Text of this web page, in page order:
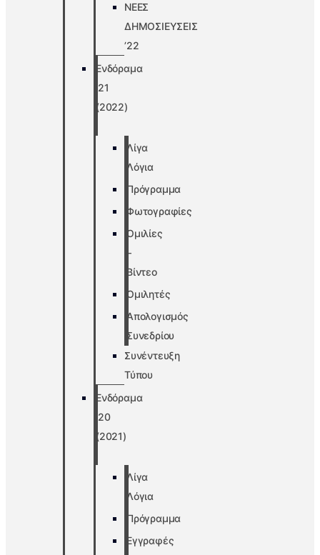
ΝΕΕΣ
ΔΗΜΟΣΙΕΥΣΕΙΣ
’22
Ενδόραμα
’21
(2022)
Λίγα
Λόγια
Πρόγραμμα
Φωτογραφίες
Ομιλίες
–
Βίντεο
Ομιλητές
Απολογισμός
Συνεδρίου
Συνέντευξη
Τύπου
Ενδόραμα
’20
(2021)
Λίγα
Λόγια
Πρόγραμμα
Εγγραφές